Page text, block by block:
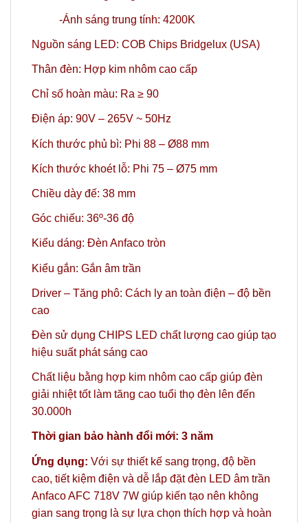
-Ánh sáng trung tính: 4200K
Nguồn sáng LED: COB Chips Bridgelux (USA)
Thân đèn: Hợp kim nhôm cao cấp
Chỉ số hoàn màu: Ra ≥ 90
Điện áp: 90V – 265V ~ 50Hz
Kích thước phủ bì: Phi 88 – Ø88 mm
Kích thước khoét lỗ: Phi 75 – Ø75 mm
Chiều dày đế: 38 mm
Góc chiếu: 36º-36 độ
Kiểu dáng: Đèn Anfaco tròn
Kiểu gắn: Gắn âm trần
Driver – Tăng phô: Cách ly an toàn điện – độ bền
cao
Đèn sử dụng CHIPS LED chất lượng cao giúp tạo
hiệu suất phát sáng cao
Chất liệu bằng hợp kim nhôm cao cấp giúp đèn
giải nhiệt tốt làm tăng cao tuổi thọ đèn lên đến
30.000h
Thời gian bảo hành đổi mới: 3 năm
Ứng dụng: Với sự thiết kế sang trọng, độ bền
cao, tiết kiệm điện và dễ lắp đặt đèn LED âm trần
Anfaco AFC 718V 7W giúp kiến tạo nên không
gian sang trọng là sự lựa chọn thích hợp và hoàn